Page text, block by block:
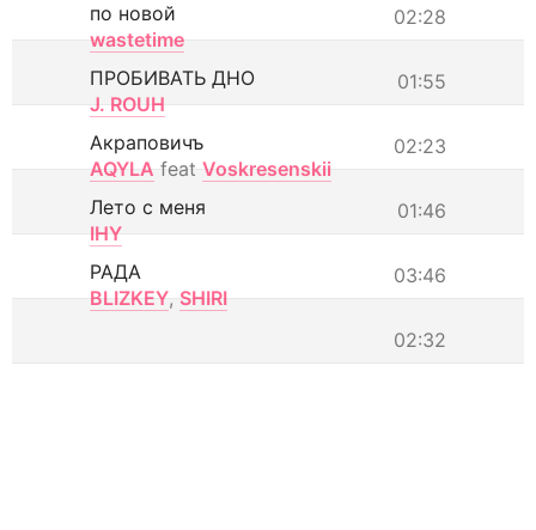
02:28
по новой
wastetime
01:55
ПРОБИВАТЬ ДНО
J. ROUH
02:23
Акраповичъ
AQYLA feat Voskresenskii
01:46
Лето с меня
IHY
03:46
РАДА
BLIZKEY, SHIRI
02:32